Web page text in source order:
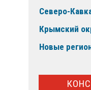
Северо-
Крымский
Новые